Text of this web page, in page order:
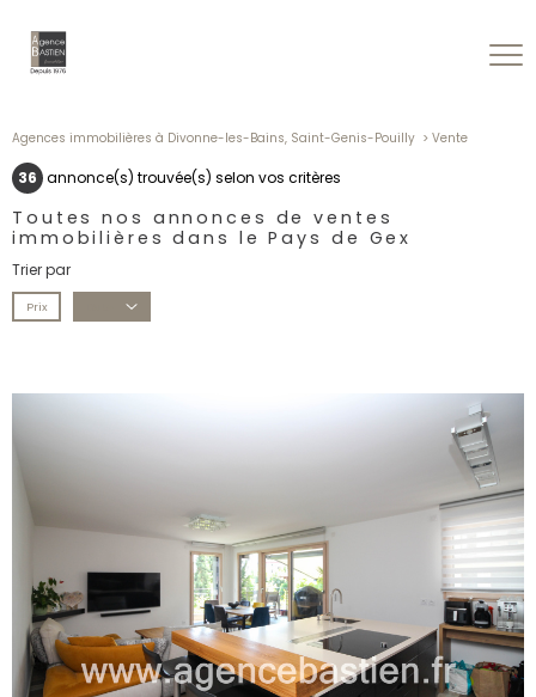
Agences immobilières à Divonne-les-Bains, Saint-Genis-Pouilly Vente
36 annonce(s) trouvée(s) selon vos critères
Toutes nos annonces de ventes
immobilières dans le Pays de Gex
Trier par
Prix
voir le
bien